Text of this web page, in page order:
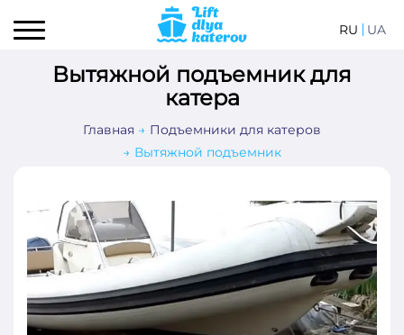
RU UA
Вытяжной подъемник для
катера
Главная
Подъемники для катеров
Вытяжной подъемник